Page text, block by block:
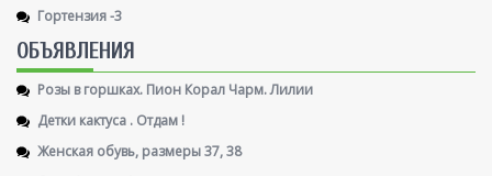
Гортензия -3
ОБЪЯВЛЕНИЯ
Розы в горшках. Пион Корал Чарм. Лилии
Детки кактуса . Отдам !
Женская обувь, размеры 37, 38